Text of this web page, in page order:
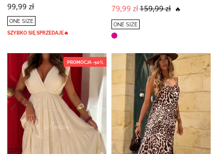
99,99 zł
ONE SIZE
SZYBKO SIĘ SPRZEDAJE🔥
79,99 zł159,99 zł 🔥
ONE SIZE
PROMOCJA -50%